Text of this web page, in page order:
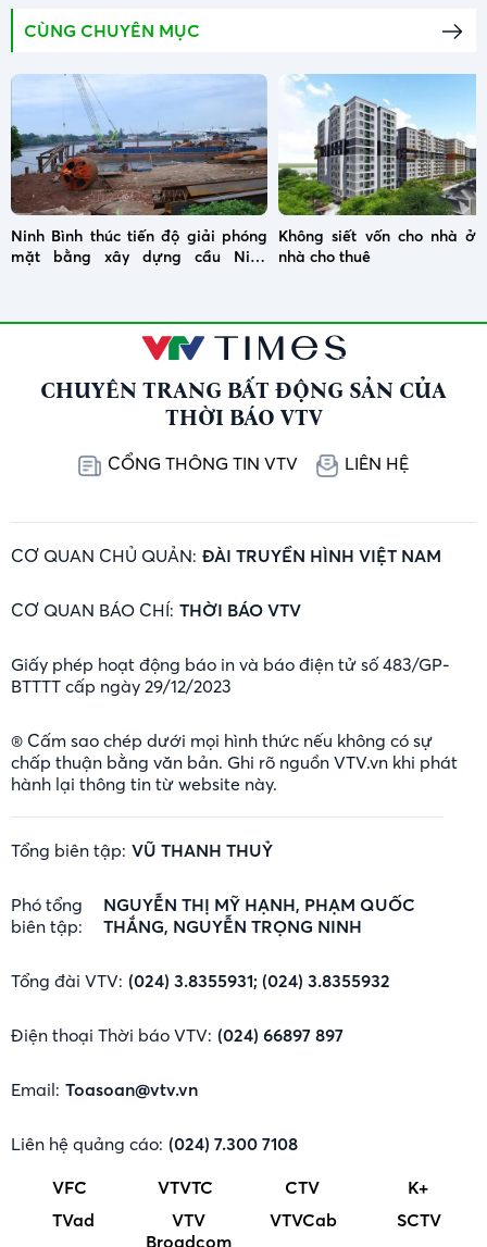
CÙNG CHUYÊN MỤC
Ninh Bình thúc tiến độ giải phóng
mặt bằng xây dựng cầu Ninh
Không siết vốn cho nhà ở
nhà cho thuê
CHUYÊN TRANG BẤT ĐỘNG SẢN CỦA
THỜI BÁO VTV
CỔNG THÔNG TIN VTV LIÊN HỆ
CƠ QUAN CHỦ QUẢN: ĐÀI TRUYỀN HÌNH VIỆT NAM
CƠ QUAN BÁO CHÍ: THỜI BÁO VTV
Giấy phép hoạt động báo in và báo điện tử số 483/GP-
BTTTT cấp ngày 29/12/2023
® Cấm sao chép dưới mọi hình thức nếu không có sự
chấp thuận bằng văn bản. Ghi rõ nguồn VTV.vn khi phát
hành lại thông tin từ website này.
Tổng biên tập: VŨ THANH THUỶ
Phó tổng
biên tập:
NGUYỄN THỊ MỸ HẠNH, PHẠM QUỐC
THẮNG, NGUYỄN TRỌNG NINH
Tổng đài VTV: (024) 3.8355931; (024) 3.8355932
Điện thoại Thời báo VTV: (024) 66897 897
Email: Toasoan@vtv.vn
Liên hệ quảng cáo: (024) 7.300 7108
VFC
VTVTC CTV
K+
TVad
VTV
Broadcom
VTVCab SCTV